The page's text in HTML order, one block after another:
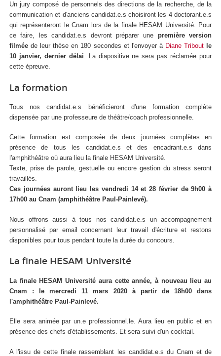
Un jury composé de personnels des directions de la recherche, de la
communication et d'anciens candidat.e.s choisiront les 4 doctorant.e.s
qui représenteront le Cnam lors de la finale HESAM Université. Pour
ce faire, les candidat.e.s devront préparer une première version
filmée de leur thèse en 180 secondes et l'envoyer à Diane Tribout
le
10 janvier, dernier délai. La diapositive ne sera pas réclamée pour
cette épreuve.
La formation
Tous nos candidat.e.s bénéficieront d'une formation complète
dispensée par une professeure de théâtre/coach professionnelle.
Cette formation est composée de deux journées complètes en
présence de tous les candidat.e.s et des encadrant.e.s dans
l'amphithéâtre où aura lieu la finale HESAM Université.
Texte, prise de parole, gestuelle ou encore gestion du stress seront
travaillés.
Ces journées auront lieu les vendredi 14 et 28 février de 9h00 à
17h00 au Cnam (amphithéâtre Paul-Painlevé).
Nous offrons aussi à tous nos candidat.e.s un accompagnement
personnalisé par email concernant leur travail d'écriture et restons
disponibles pour tous pendant toute la durée du concours.
La finale HESAM Université
La finale HESAM Université aura cette année, à nouveau lieu au
Cnam : le mercredi 11 mars 2020 à partir de 18h00 dans
l'amphithéâtre Paul-Painlevé.
Elle sera animée par un.e professionnel.le. Aura lieu en public et en
présence des chefs d'établissements. Et sera suivi d'un cocktail.
A l'issu de cette finale rassemblant les candidat.e.s du Cnam et de